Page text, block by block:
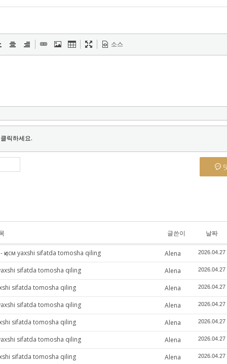
소스
릭하세요.
글쓴이 날짜
yaxshi sifatda tomosha qiling Alena 2026.04.27
sifatda tomosha qiling Alena 2026.04.27
sifatda tomosha qiling Alena 2026.04.27
sifatda tomosha qiling Alena 2026.04.27
sifatda tomosha qiling Alena 2026.04.27
sifatda tomosha qiling Alena 2026.04.27
sifatda tomosha qiling Alena 2026.04.27